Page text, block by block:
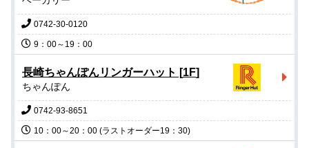
0742-30-0120
長崎ちゃんぽんリンガーハット [1F]
ちゃんぽん
0742-93-8651